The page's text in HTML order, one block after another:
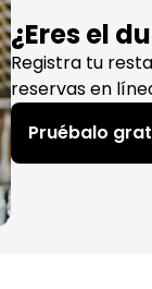
¿Eres el
Registra tu
reservas en
Pruébalo